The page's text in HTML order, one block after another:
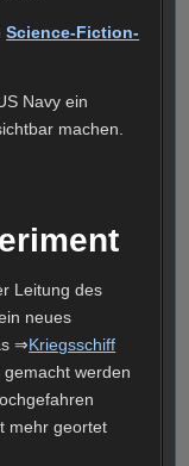
Science-Fiction-
Navy ein
machen.
Leitung des
neues
⇒Kriegsschiff
werden
mehr geortet